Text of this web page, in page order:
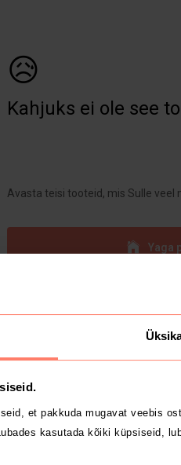
et pakkuda mugavat veebis
kasutada kõiki küpsiseid,
😥
Kahjuks ei ole see
Avasta teisi tooteid, mis Sulle veel
Yaga